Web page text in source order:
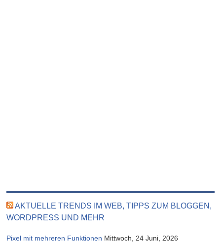
AKTUELLE TRENDS IM WEB, TIPPS ZUM BLOGGEN,
WORDPRESS UND MEHR
Pixel mit mehreren Funktionen Mittwoch, 24 Juni, 2026